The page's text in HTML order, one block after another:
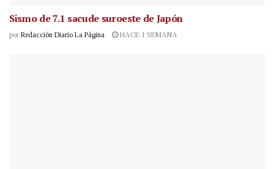
Sismo de 7.1 sacude suroeste de Japón
por Redacción Diario La Página HACE 1 SEMANA